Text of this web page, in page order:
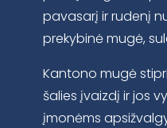
pavasarį ir rudenį
prekybinė mugė,
Kantono mugė
šalies įvaizdį ir jos
įmonėms